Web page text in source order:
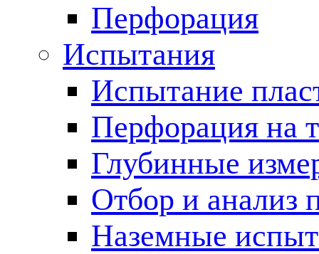
Перфорация
Испытания
Испытание
Перфорация на
Глубинные
Отбор и анализ
Наземные